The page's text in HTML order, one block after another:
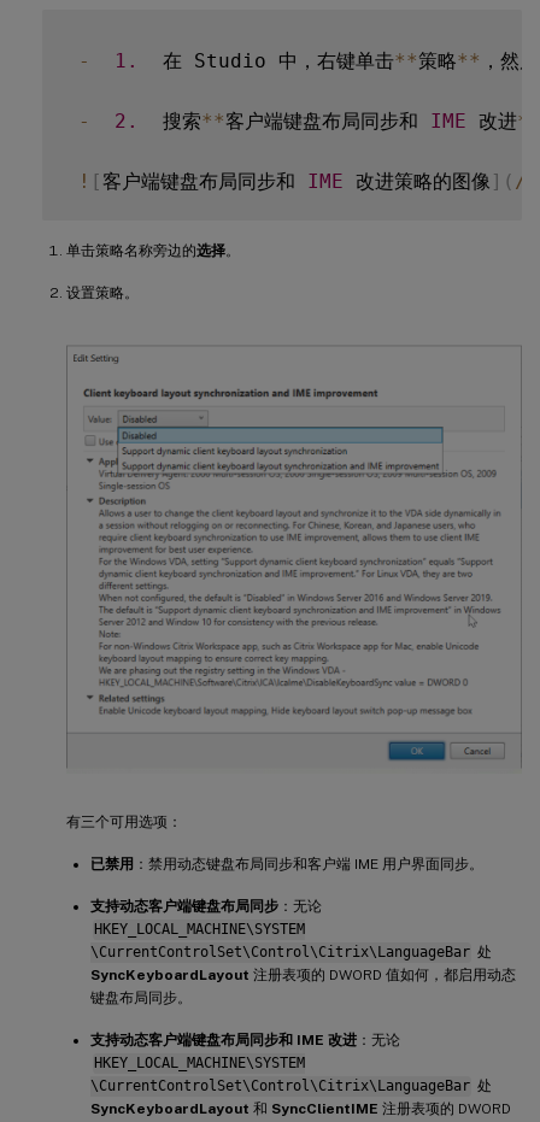
- 1.
  在 Studio 中，右键单击
**策略** ，然
- 2.
  搜索
**客户端键盘布局同步和 IME 改进**
! [客户端键盘布局同步和 IME 改进策略的图像 ] ( /
单击策略名称旁边的选择。
设置策略。
有三个可用选项：
已禁用 ：禁用动态键盘布局同步和客户端 IME 用户界面同步。
支持动态客户端键盘布局同步 ：无论
HKEY_LOCAL_MACHINE\SYSTEM
\CurrentControlSet\Control\Citrix\LanguageBar 处
SyncKeyboardLayout 注册表项的 DWORD 值如何，都启用动态
键盘布局同步。
支持动态客户端键盘布局同步和 IME 改进 ：无论
HKEY_LOCAL_MACHINE\SYSTEM
\CurrentControlSet\Control\Citrix\LanguageBar 处
SyncKeyboardLayout 和 SyncClientIME 注册表项的 DWORD